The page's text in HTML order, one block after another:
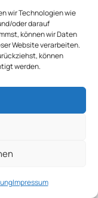
wir Technologien wie
oder darauf
können wir Daten
Website verarbeiten.
können
werden.
Impressum
Räumung.
in Datteln
in
Sauberkeit